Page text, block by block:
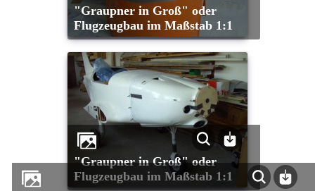
"Graupner in Groß" oder
Flugzeugbau im Maßstab 1:1
"Graupner in Groß" oder
Flugzeugbau im Maßstab 1:1